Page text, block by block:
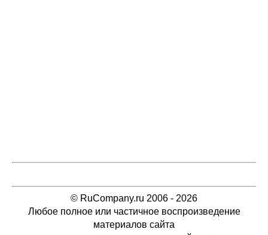
© RuCompany.ru 2006 - 2026
Любое полное или частичное воспроизведение
материалов сайта